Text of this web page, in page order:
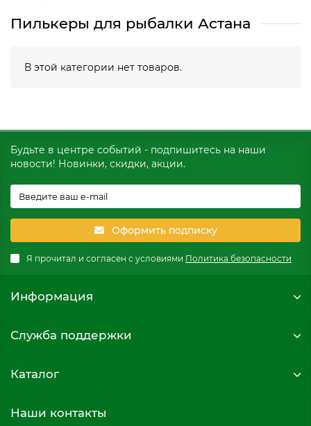
Пилькеры для рыбалки Астана
В этой категории нет товаров.
Будьте в центре событий - подпишитесь на наши
новости! Новинки, скидки, акции.
Оформить подписку
Я прочитал и согласен с условиями Политика безопасности
Информация
Служба поддержки
Каталог
Наши контакты